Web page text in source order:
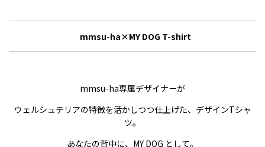
mmsu-ha×MY DOG T-shirt
mmsu-ha専属デザイナーが
ウェルシュテリアの特徴を活かしつつ仕上げた、デザインTシャ
ツ。
あなたの背中に、MY DOG として。